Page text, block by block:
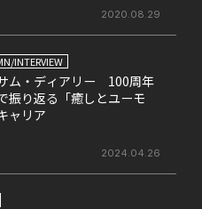
2020.08.29
INTERVIEW
ム・ディアリー 100周年
振り返る「癒しとユーモ
ャリア
2024.04.26